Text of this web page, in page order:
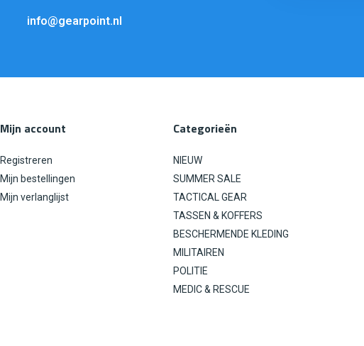
info@gearpoint.nl
Mijn account
Registreren
Mijn bestellingen
Mijn verlanglijst
Categorieën
NIEUW
SUMMER SALE
TACTICAL GEAR
TASSEN & KOFFERS
BESCHERMENDE KLEDING
MILITAIREN
POLITIE
MEDIC & RESCUE